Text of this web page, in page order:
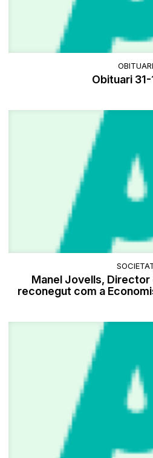
OBITUARI
Obituari
Manel Jovells, Director
reconegut com a